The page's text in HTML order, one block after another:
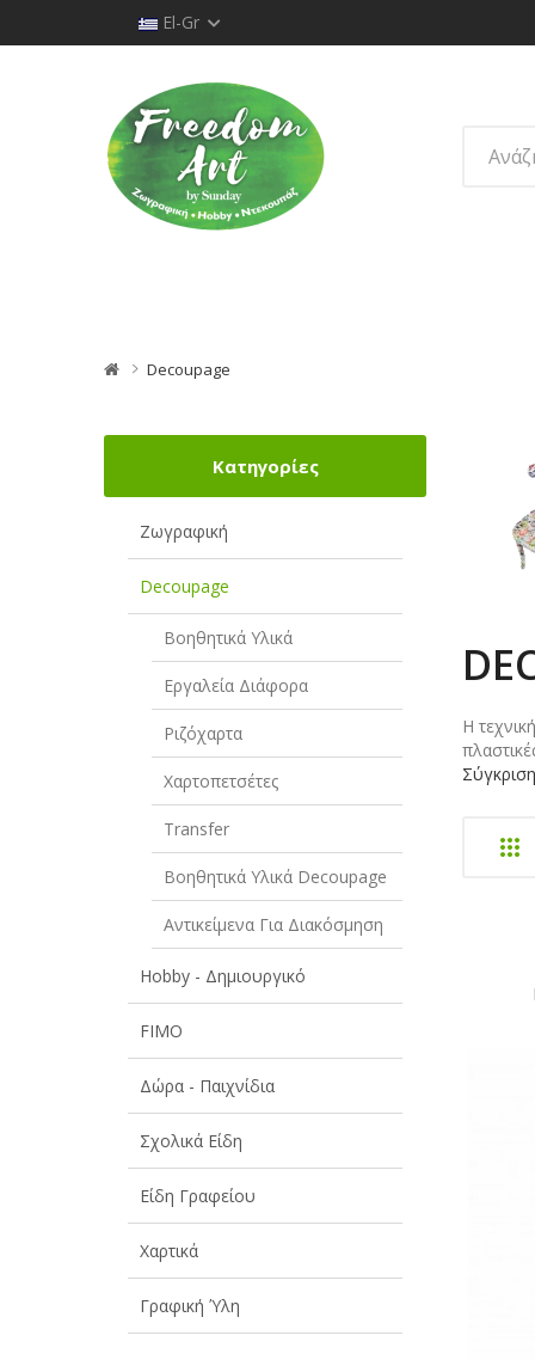
El-Gr
Decoupage
Κατηγορίες
Ζωγραφική
Decoupage
Βοηθητικά Υλικά
Εργαλεία Διάφορα
Ριζόχαρτα
Χαρτοπετσέτες
Transfer
Βοηθητικά Υλικά Decoupage
Αντικείμενα Για Διακόσμηση
Hobby - Δημιουργικό
FIMO
Δώρα - Παιχνίδια
Σχολικά Είδη
Είδη Γραφείου
Χαρτικά
Γραφική Ύλη
H